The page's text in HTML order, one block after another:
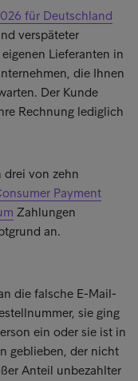
für Deutschland
verspäteter
Lieferanten in
die Ihnen
Der Kunde
Rechnung lediglich
drei von zehn
Payment
Zahlungen
an.
die falsche E-Mail-
sie ging
ein oder sie ist in
geblieben, der nicht
Anteil unbezahlter